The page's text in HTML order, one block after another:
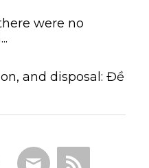
were no
and disposal: Đề